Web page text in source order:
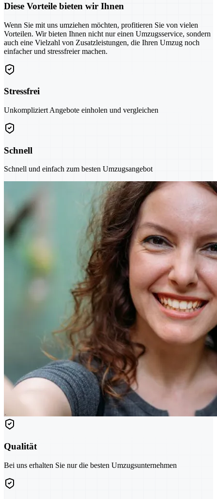
Diese Vorteile bieten wir Ihnen
Wenn Sie mit uns umziehen möchten, profitieren Sie von vielen
Vorteilen. Wir bieten Ihnen nicht nur einen Umzugsservice, sondern
auch eine Vielzahl von Zusatzleistungen, die Ihren Umzug noch
einfacher und stressfreier machen.
Stressfrei
Unkompliziert Angebote einholen und vergleichen
Schnell
Schnell und einfach zum besten Umzugsangebot
Qualität
Bei uns erhalten Sie nur die besten Umzugsunternehmen